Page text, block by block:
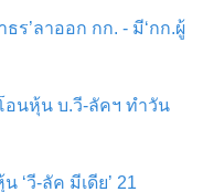
ร’ลาออก กก. - มี‘กก.ผู้
อนหุ้น บ.วี-ลัคฯ ทำวัน
‘วี-ลัค มีเดีย’ 21